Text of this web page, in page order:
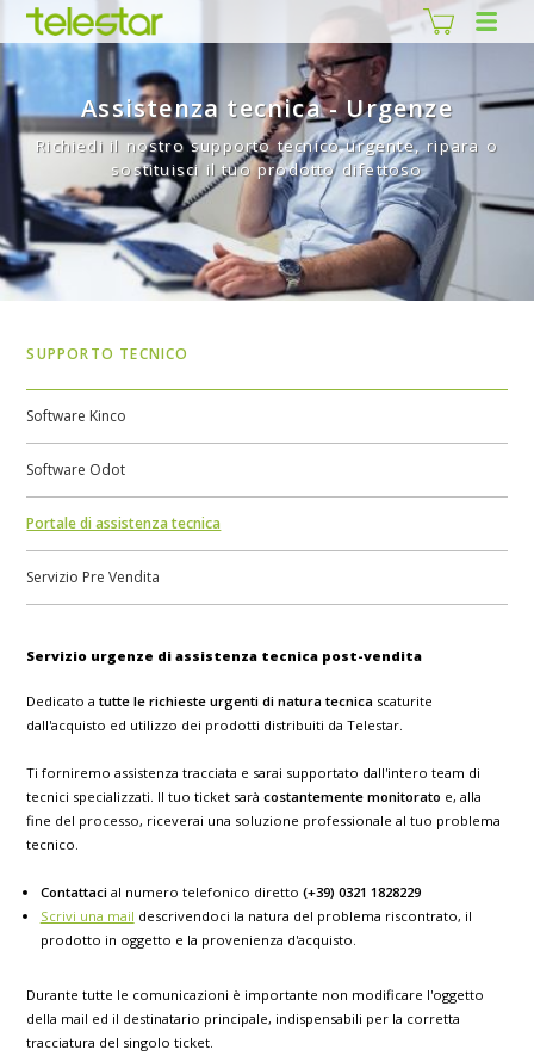
Assistenza tecnica - Urgenze
Richiedi il nostro supporto tecnico urgente, ripara o
sostituisci il tuo prodotto difettoso
SUPPORTO TECNICO
Software Kinco
Software Odot
Portale di assistenza tecnica
Servizio Pre Vendita
Servizio urgenze di assistenza tecnica post-vendita
Dedicato a tutte le richieste urgenti di natura tecnica scaturite
dall'acquisto ed utilizzo dei prodotti distribuiti da Telestar.
Ti forniremo assistenza tracciata e sarai supportato dall'intero team di
tecnici specializzati. Il tuo ticket saràcostantemente monitorato e, alla
fine del processo, riceverai una soluzione professionale al tuo problema
tecnico.
Contattaci al numero telefonico diretto (+39) 0321 1828229
Scrivi una mail descrivendoci la natura del problema riscontrato, il
prodotto in oggetto e la provenienza d'acquisto.
Durante tutte le comunicazioni è importante non modificare l'oggetto
della mail ed il destinatario principale, indispensabili per la corretta
tracciatura del singolo ticket.